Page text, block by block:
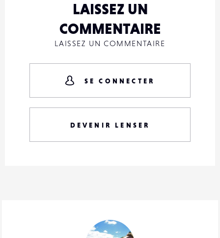
LAISSEZ UN
COMMENTAIRE
LAISSEZ UN COMMENTAIRE
SE CONNECTER
DEVENIR LENSER